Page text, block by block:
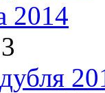
2014